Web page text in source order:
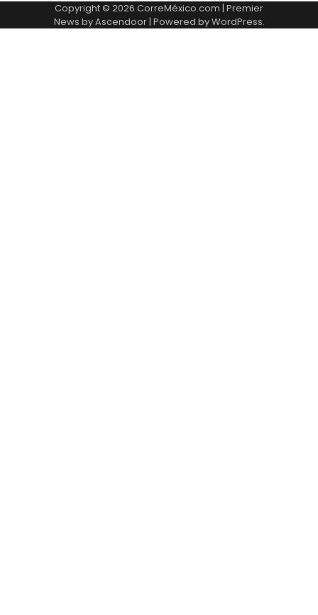
Copyright © 2026 CorreMéxico.com | Premier
News byAscendoor| Powered byWordPress.